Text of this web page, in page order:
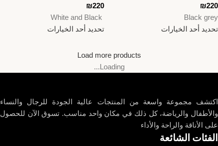
₪220
Black grey
تحديد أحد الخيارات
₪220
White and Black
تحديد أحد الخيارات
Load more products
Loading...
اكتشف مجموعة واسعة من المنتجات عالية الجودة للرجال والنساء
والأطفال والرياضة، كل ذلك في مكان واحد مناسب. تسوق الآن للحصول
على الأناقة والراحة والأداء
الفئات الشائعة